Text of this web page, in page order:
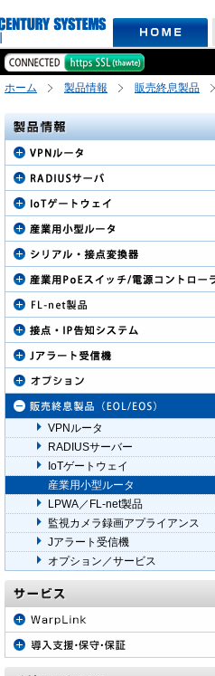
ホーム 製品情報 販売終息製品
VPNルータ
RADIUSサーバー
IoTゲートウェイ
産業用小型ルータ
LPWA／FL-net製品
監視カメラ録画アプライアンス
Jアラート受信機
オプション／サービス